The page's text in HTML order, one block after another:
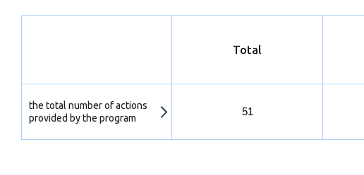
Total
the total number of actions
provided by the program
51